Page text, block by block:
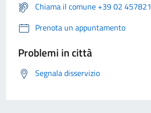
Chiama il comune +39 02 457821
Prenota un appuntamento
Problemi in città
Segnala disservizio